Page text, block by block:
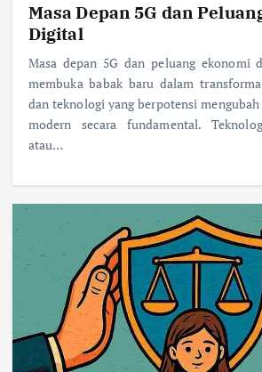
Masa Depan 5G dan
Digital
Masa depan 5G dan peluang ekonomi
membuka babak baru dalam
dan teknologi yang berpotensi
modern secara fundamental.
atau…